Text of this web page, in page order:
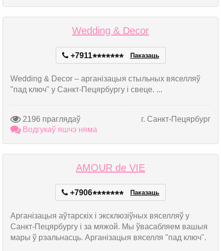
Wedding & Decor
+7911******* Паказаць
Wedding & Decor – арганізацыя стыльных вяселляў
"пад ключ" у Санкт-Пецярбургу і свеце. ...
2196 праглядаў
г. Санкт-Пецярбург
Водгукаў яшчэ няма
AMOUR de VIE
+7906******* Паказаць
Арганізацыя аўтарскіх і эксклюзіўных вяселляў у
Санкт-Пецярбургу і за мяжой. Мы ўвасабляем вашыя
мары ў рэальнасць. Арганізацыя вяселля "пад ключ".